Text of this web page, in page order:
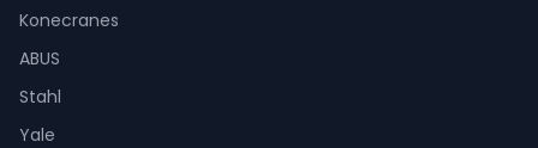
Konecranes
ABUS
Stahl
Yale